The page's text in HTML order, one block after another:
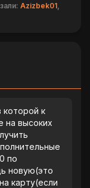
Azizbek01
к
на высоких
по
новую(это
карту(если